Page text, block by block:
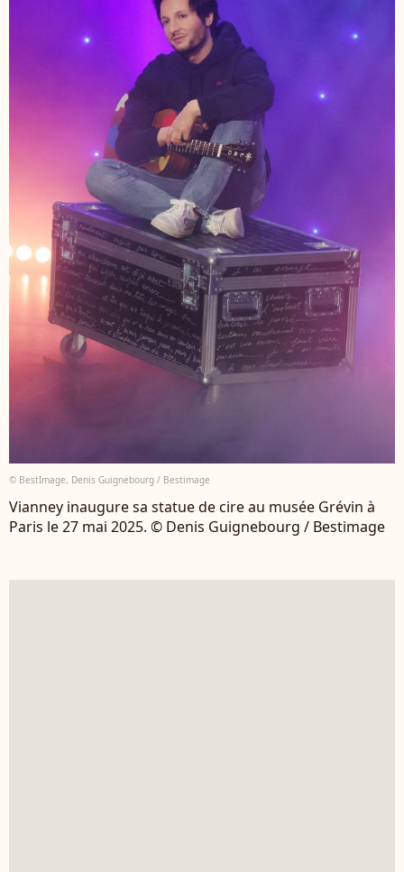
© BestImage, Denis Guignebourg / Bestimage
Vianney inaugure sa statue de cire au musée Grévin à
Paris le 27 mai 2025. © Denis Guignebourg / Bestimage